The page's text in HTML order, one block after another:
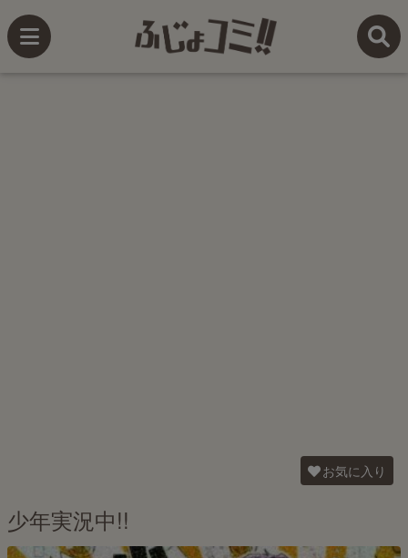
お気に入り
少年実況中!!